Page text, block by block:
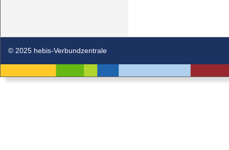
© 2025 hebis-Verbundzentrale